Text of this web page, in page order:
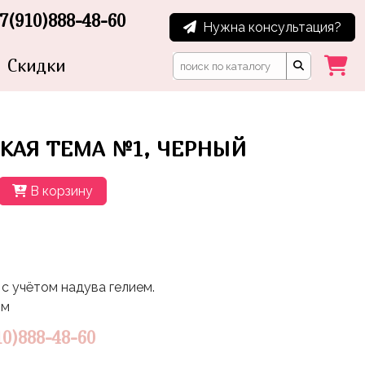
48-60 Нужна консультация?
Скидки
ТЕМА №1, ЧЕРНЫЙ
В корзину
учётом надува гелием.
48-60